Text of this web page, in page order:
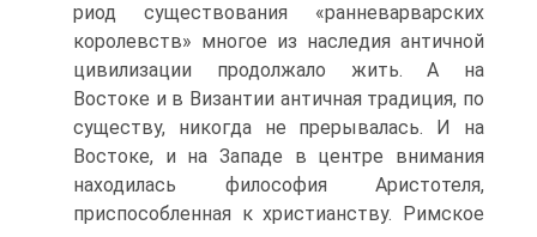
риод существования «ранневарварских
королевств» многое из наследия антич­ной
цивилизации продолжало жить. А на
Востоке и в Византии античная тра­диция, по
существу, никогда не прерывалась. И на
Востоке, и на Западе в центре внимания
находилась философия Аристотеля,
приспособленная к христианству. Римское